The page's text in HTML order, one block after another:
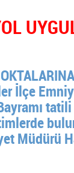
İlçe
Müdürü